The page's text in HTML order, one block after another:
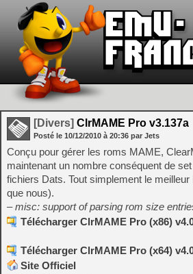
[Divers] ClrMAME Pro v3.137a
Posté le 10/12/2010 à 20:36 par Jets
Conçu pour gérer les roms MAME,
maintenant un nombre conséquent de
fichiers Dats. Tout simplement le meilleur
que nous).
– misc: support of parsing rom size
Télécharger ClrMAME Pro (x86)
Télécharger ClrMAME Pro (x64)
Site Officiel